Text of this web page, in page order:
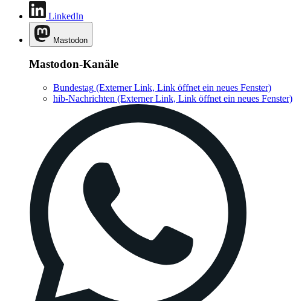
LinkedIn
Mastodon
Mastodon-Kanäle
Bundestag (Externer Link, Link öffnet ein neues Fenster)
hib-Nachrichten (Externer Link, Link öffnet ein neues Fenster)